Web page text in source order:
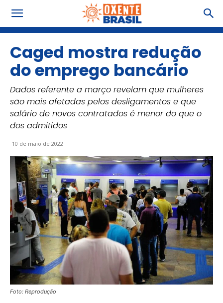
Caged mostra redução
do emprego bancário
Dados referente a março revelam que mulheres
são mais afetadas pelos desligamentos e que
salário de novos contratados é menor do que o
dos admitidos
10 de maio de 2022
Foto: Reprodução